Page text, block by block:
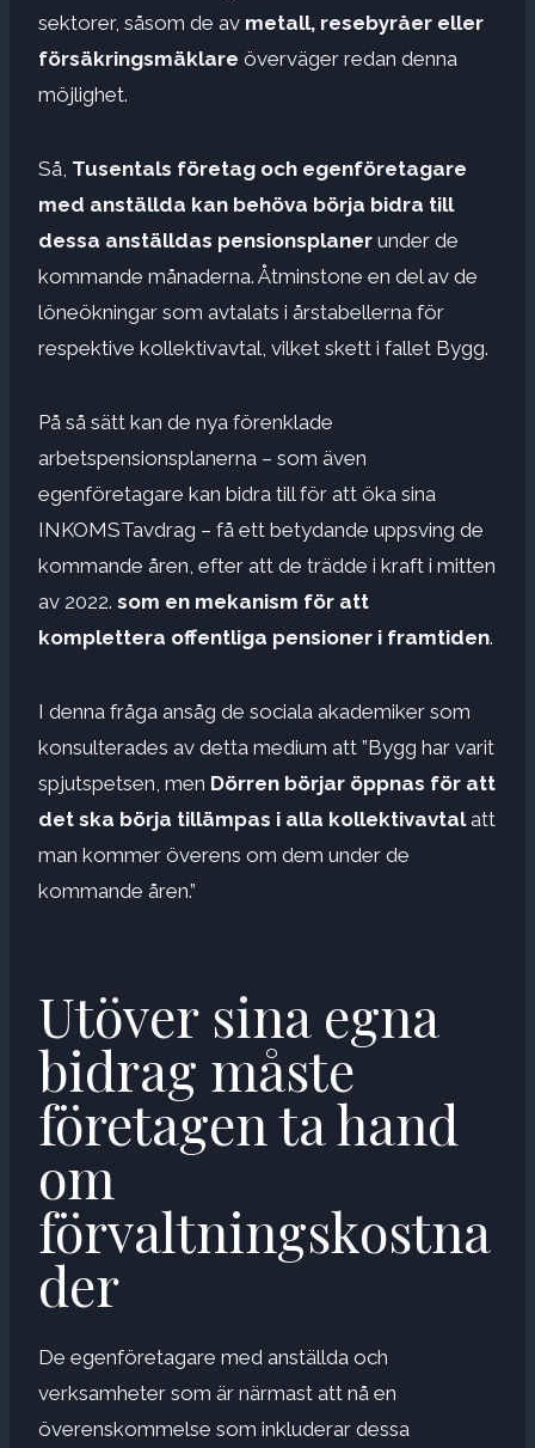
sektorer, såsom de av metall, resebyråer eller
försäkringsmäklare överväger redan denna
möjlighet.
Så, Tusentals företag och egenföretagare
med anställda kan behöva börja bidra till
dessa anställdas pensionsplaner under de
kommande månaderna. Åtminstone en del av de
löneökningar som avtalats i årstabellerna för
respektive kollektivavtal, vilket skett i fallet Bygg.
På så sätt kan de nya förenklade
arbetspensionsplanerna – som även
egenföretagare kan bidra till för att öka sina
INKOMSTavdrag – få ett betydande uppsving de
kommande åren, efter att de trädde i kraft i mitten
av 2022. som en mekanism för att
komplettera offentliga pensioner i framtiden.
I denna fråga ansåg de sociala akademiker som
konsulterades av detta medium att ”Bygg har varit
spjutspetsen, men Dörren börjar öppnas för att
det ska börja tillämpas i alla kollektivavtalatt
man kommer överens om dem under de
kommande åren.”
Utöver sina egna
bidrag måste
företagen ta hand
om
förvaltningskostna
der
De egenföretagare med anställda och
verksamheter som är närmast att nå en
överenskommelse som inkluderar dessa